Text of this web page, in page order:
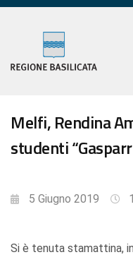
Melfi, Rendina
studenti
5 Giugno 2019
Si è tenuta stamattina,